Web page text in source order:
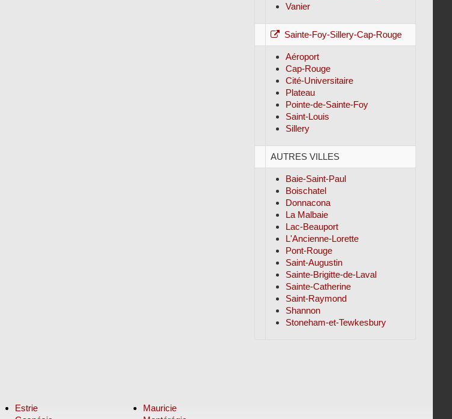
Vanier
Sainte-Foy-Sillery-Cap-Rouge
Aéroport
Cap-Rouge
Cité-Universitaire
Plateau
Pointe-de-Sainte-Foy
Saint-Louis
Sillery
AUTRES VILLES
Baie-Saint-Paul
Boischatel
Donnacona
La Malbaie
Lac-Beauport
L'Ancienne-Lorette
Pont-Rouge
Saint-Augustin
Sainte-Brigitte-de-Laval
Sainte-Catherine
Saint-Raymond
Shannon
Stoneham-et-Tewkesbury
Estrie
Mauricie